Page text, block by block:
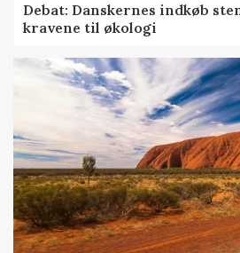
Debat: Danskernes indkøb
kravene til økologi